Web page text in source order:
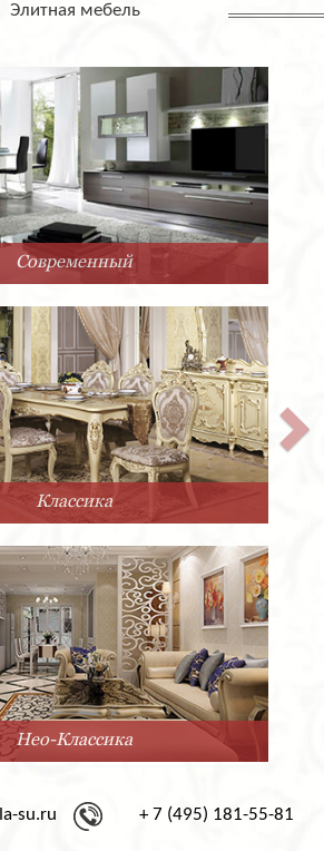
Элитная мебель
Современный
Классика
Нео-Классика
su.ru + 7 (495) 181-55-81